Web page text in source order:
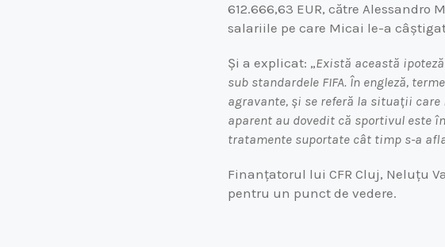
612.666,63 EUR, către
salariile pe care Micai le-a
Și a explicat: „Există această
sub standardele FIFA. În engleză,
agravante, și se referă la situații
aparent au dovedit că sportivul este
tratamente suportate cât timp s-a
Finanțatorul lui CFR Cluj, Neluțu
pentru un punct de vedere.